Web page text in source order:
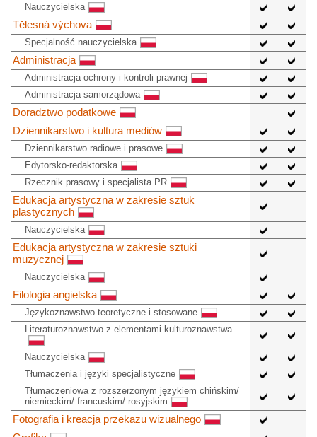
Nauczycielska
Tělesná výchova
Specjalność nauczycielska
Administracja
Administracja ochrony i kontroli prawnej
Administracja samorządowa
Doradztwo podatkowe
Dziennikarstwo i kultura mediów
Dziennikarstwo radiowe i prasowe
Edytorsko-redaktorska
Rzecznik prasowy i specjalista PR
Edukacja artystyczna w zakresie sztuk
plastycznych
Nauczycielska
Edukacja artystyczna w zakresie sztuki
muzycznej
Nauczycielska
Filologia angielska
Językoznawstwo teoretyczne i stosowane
Literaturoznawstwo z elementami kulturoznawstwa
Nauczycielska
Tłumaczenia i języki specjalistyczne
Tłumaczeniowa z rozszerzonym językiem chińskim/
niemieckim/ francuskim/ rosyjskim
Fotografia i kreacja przekazu wizualnego